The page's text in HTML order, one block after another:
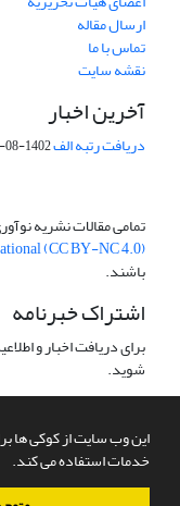
این وب سایت از کوکی ها
خدمات استفاده می کند.
ارسال مقاله
تماس با ما
نقشه سایت
آخرین اخبار
دریافت رتبه الف1402-08-06
تمامی مقالات نشریه
(CC BY-NC 4.0)
باشند.
اشتراک خبرنامه
برای دریافت اخبار و
شوید.